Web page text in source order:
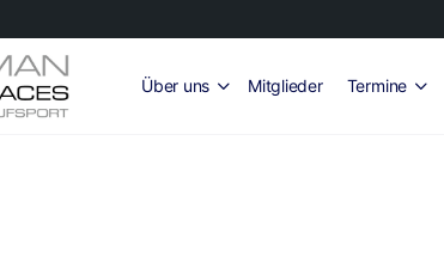
Über uns Mitglieder Termine